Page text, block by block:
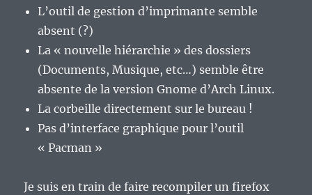
L’outil de gestion d’imprimante semble
absent (?)
La « nouvelle hiérarchie » des dossiers
(Documents, Musique, etc…) semble être
absente de la version Gnome d’Arch Linux.
La corbeille directement sur le bureau !
Pas d’interface graphique pour l’outil
« Pacman »
Je suis en train de faire recompiler un firefox